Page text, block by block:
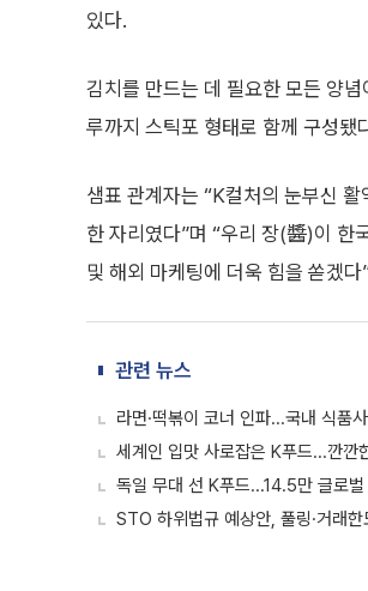
있다.
김치를 만드는 데 필요한 모든 양
루까지 스틱포 형태로 함께 구성됐
샘표 관계자는 “K컬처의 눈부신
한 자리였다”며 “우리 장(醬)이 한
및 해외 마케팅에 더욱 힘을 쏟겠다
관련 뉴스
라면·떡볶이 코너 인파...국내 식
세계인 입맛 사로잡은 K푸드...깐
독일 무대 선 K푸드...14.5만 글로
STO 하위법규 예상안, 풀링·거래한